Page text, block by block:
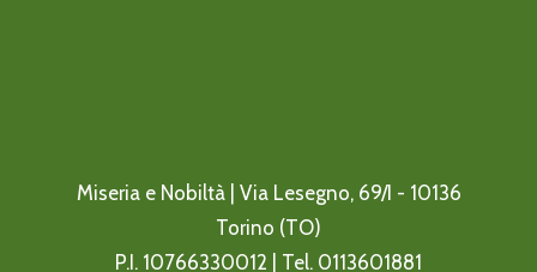
Miseria e Nobiltà | Via Lesegno, 69/I - 10136
Torino (TO)
P.I. 10766330012 | Tel. 0113601881